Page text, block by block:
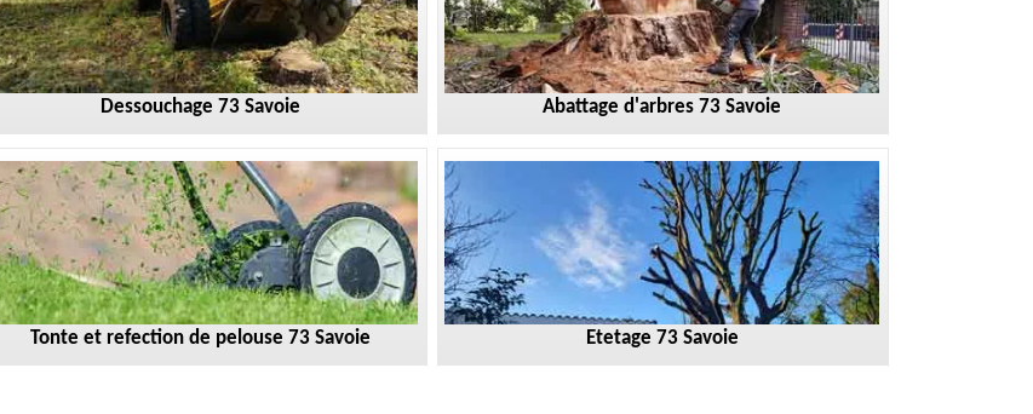
Dessouchage 73 Savoie Abattage d'arbres 73 Savoie
Tonte et refection de pelouse 73 Savoie Etetage 73 Savoie